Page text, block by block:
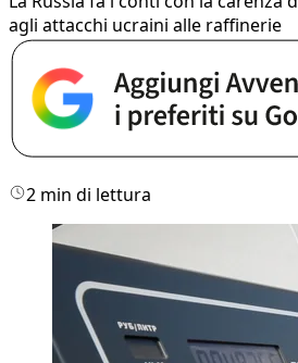
agli attacchi ucraini alle raffinerie
2 min di lettura